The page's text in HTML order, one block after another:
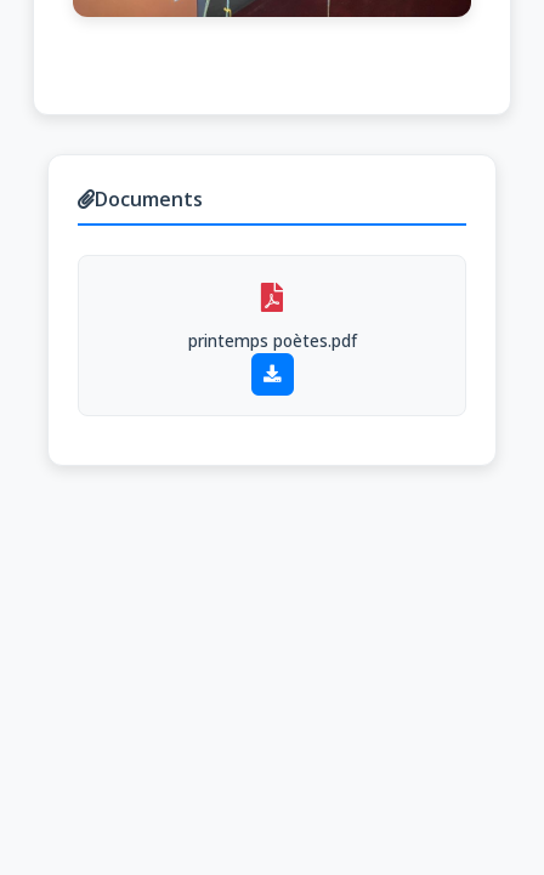
Documents
printemps poètes.pdf